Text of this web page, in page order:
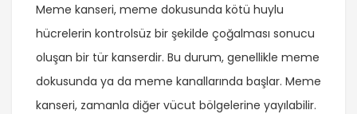
Meme kanseri, meme dokusunda kötü huylu
hücrelerin kontrolsüz bir şekilde çoğalması sonucu
oluşan bir tür kanserdir. Bu durum, genellikle meme
dokusunda ya da meme kanallarında başlar. Meme
kanseri, zamanla diğer vücut bölgelerine yayılabilir.